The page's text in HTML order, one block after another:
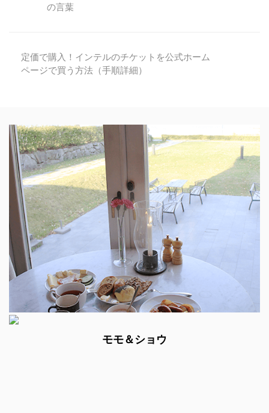
の言葉
定価で購入！インテルのチケットを公式ホーム
ページで買う方法（手順詳細）
モモ＆ショウ